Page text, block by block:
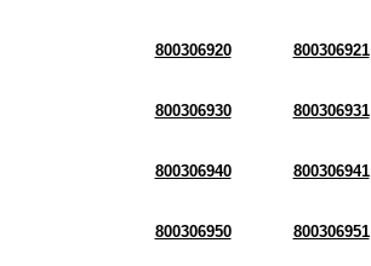
800306920 800306921
800306930 800306931
800306940 800306941
800306950 800306951